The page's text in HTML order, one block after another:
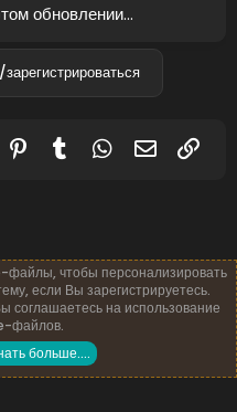
обновлении...
Reddit Pinterest
Tumblr WhatsApp
Условия и правила
Главная
чтобы персонализировать
если Вы зарегистрируетесь.
соглашаетесь на использование
файлов.
больше.…